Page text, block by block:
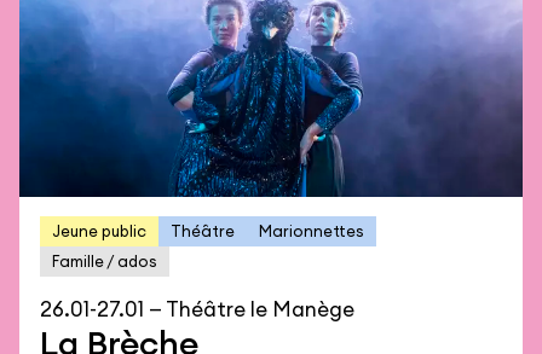
Jeune public Théâtre
Marionnettes
Famille / ados
26.01-27.01 — Théâtre le Manège
La Brèche